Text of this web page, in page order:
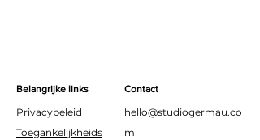
Belangrijke links
Privacybeleid
Toegankelijkheids
Contact
hello@studiogermau.co
m